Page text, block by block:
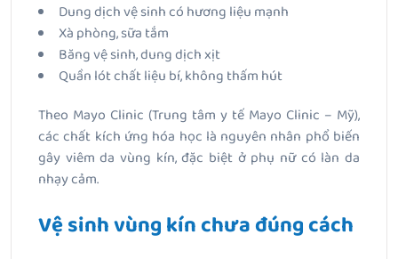
Dung dịch vệ sinh có hương liệu mạnh
Xà phòng, sữa tắm
Băng vệ sinh, dung dịch xịt
Quần lót chất liệu bí, không thấm hút
Theo Mayo Clinic (Trung tâm y tế Mayo Clinic – Mỹ),
các chất kích ứng hóa học là nguyên nhân phổ biến
gây viêm da vùng kín, đặc biệt ở phụ nữ có làn da
nhạy cảm.
Vệ sinh vùng kín chưa đúng cách